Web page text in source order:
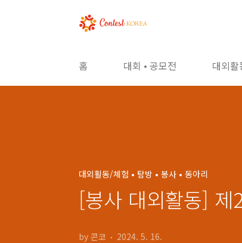
홈 대회 • 공모전 대외활
대외활동/체험 • 탐방 • 봉사 • 동아리
[봉사 대외활동] 제
by 콘코 2024. 5. 16.